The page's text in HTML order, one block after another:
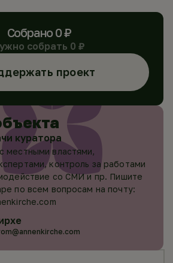
Собрано0₽
собрать 0 ₽
проект
куратора
местными властями,
контроль за работами
со СМИ и пр. Пишите
по всем вопросам на почту: